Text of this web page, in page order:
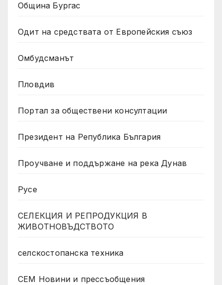
Община Бургас
Одит на средствата от Европейския съюз
Омбудсманът
Пловдив
Портал за обществени консултации
Президент на Република България
Проучване и поддържане на река Дунав
Русе
СЕЛЕКЦИЯ И РЕПРОДУКЦИЯ В
ЖИВОТНОВЪДСТВОТО
селскостопанска техника
СЕМ Новини и прессъобщения